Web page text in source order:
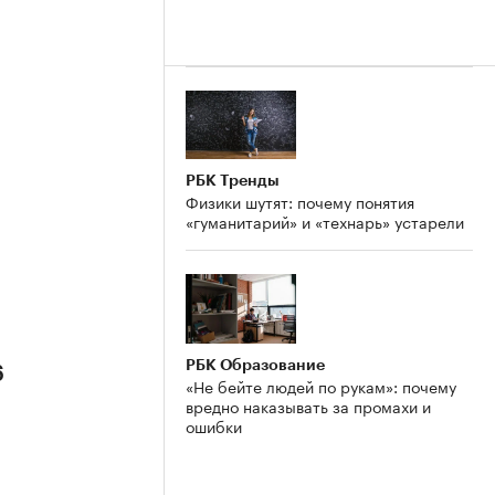
РБК Тренды
Физики шутят: почему понятия
«гуманитарий» и «технарь» устарели
РБК Образование
«Не бейте людей по рукам»: почему
вредно наказывать за промахи и
ошибки